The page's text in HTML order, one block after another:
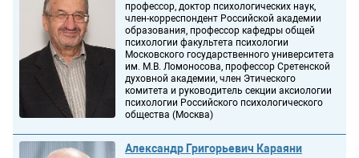
профессор, доктор психологических наук,
член-корреспондент Российской академии
образования, профессор кафедры общей
психологии факультета психологии
Московского государственного университета
им. М.В. Ломоносова, профессор Сретенской
духовной академии, член Этического
комитета и руководитель секции аксиологии
психологии Российского психологического
общества (Москва)
Александр Григорьевич Караяни